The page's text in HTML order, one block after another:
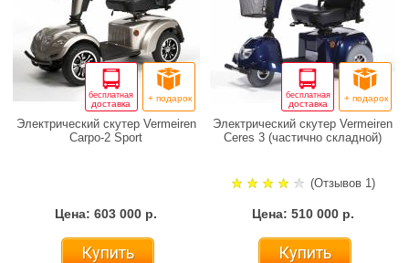
бесплатная
доставка
+ подарок
Электрический скутер Vermeiren
Carpo-2 Sport
Цена: 603 000 р.
Купить
бесплатная
доставка
+ подарок
Электрический скутер Vermeiren
Ceres 3 (частично складной)
(Отзывов 1)
Цена: 510 000 р.
Купить